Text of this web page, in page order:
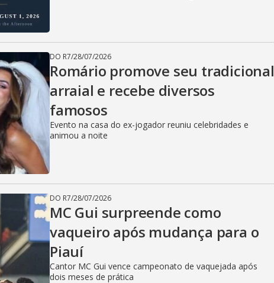
DO R7/28/07/2026
Romário promove seu tradicional
arraial e recebe diversos
famosos
Evento na casa do ex-jogador reuniu celebridades e
animou a noite
DO R7/28/07/2026
MC Gui surpreende como
vaqueiro após mudança para o
Piauí
Cantor MC Gui vence campeonato de vaquejada após
dois meses de prática